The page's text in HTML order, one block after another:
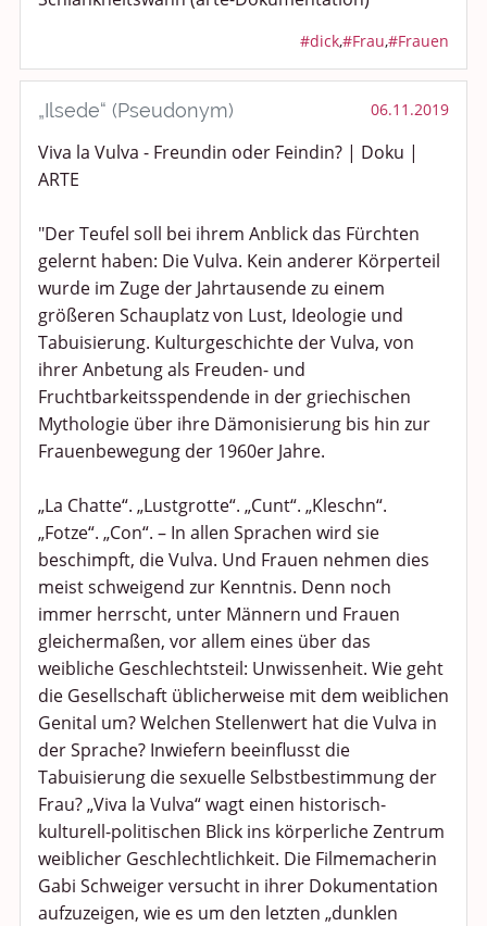
#dick,#Frau,#Frauen
„Ilsede“ (Pseudonym) 06.11.2019
Viva la Vulva - Freundin oder Feindin? | Doku |
ARTE
"Der Teufel soll bei ihrem Anblick das Fürchten
gelernt haben: Die Vulva. Kein anderer Körperteil
wurde im Zuge der Jahrtausende zu einem
größeren Schauplatz von Lust, Ideologie und
Tabuisierung. Kulturgeschichte der Vulva, von
ihrer Anbetung als Freuden- und
Fruchtbarkeitsspendende in der griechischen
Mythologie über ihre Dämonisierung bis hin zur
Frauenbewegung der 1960er Jahre.
„La Chatte“. „Lustgrotte“. „Cunt“. „Kleschn“.
„Fotze“. „Con“. – In allen Sprachen wird sie
beschimpft, die Vulva. Und Frauen nehmen dies
meist schweigend zur Kenntnis. Denn noch
immer herrscht, unter Männern und Frauen
gleichermaßen, vor allem eines über das
weibliche Geschlechtsteil: Unwissenheit. Wie geht
die Gesellschaft üblicherweise mit dem weiblichen
Genital um? Welchen Stellenwert hat die Vulva in
der Sprache? Inwiefern beeinflusst die
Tabuisierung die sexuelle Selbstbestimmung der
Frau? „Viva la Vulva“ wagt einen historisch-
kulturell-politischen Blick ins körperliche Zentrum
weiblicher Geschlechtlichkeit. Die Filmemacherin
Gabi Schweiger versucht in ihrer Dokumentation
aufzuzeigen, wie es um den letzten „dunklen